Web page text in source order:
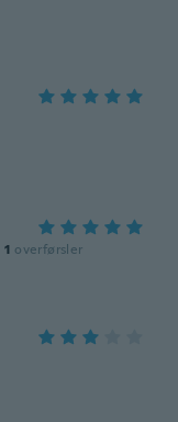
1 overførsler